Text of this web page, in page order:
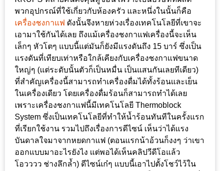
เดิน
วัน
อาทิตย์
ท่าแพ
เชียงใหม่
CART
CHECKOUT
–
บาร์บีคิว
พวกอุปกรณ์ที่ใช้เกี่ยวกับห้องครัว และหนึ่งในนั้นก็คือ
เครื่องชงกาแฟ ดังนั้นจึงหายห่วงเรื่องเทคโนโลยีที่เขาจะ
เอามาใช้กันได้เลย ถึงแม้เครื่องชงกาแฟเครื่องนี้จะเห็น
เล็กๆ หัวโตๆ แบบนี้แต่มันก็ยังมีแรงดันถึง 15 บาร์ ซึ่งเป็น
แรงดันที่เทียบเท่าหรือใกล้เคียงกับเครื่องชงกาแฟขนาด
ใหญ่ๆ (แต่ระดับนั้นตัวก็เป็นหมื่น เป็นแสนกันเลยทีเดียว)
ที่สำคัญเครื่องนี้สามารถทำเครื่องดื่มได้ทั้งร้อนและเย็น
ในเครื่องเดียว โดยเครื่องดื่มร้อนก็สามารถทำได้เลย
เพราะเครื่องชงกาแฟนี้มีเทคโนโลยี Thermoblock
System ซึ่งเป็นเทคโนโลยีที่ทำให้น้ำร้อนทันทีในครั้งแรก
ที่เรียกใช้งาน รวมไปถึงเรื่องการดีไซน์ เห็นว่าได้แรง
บันดาลใจมาจากหยดกาแฟ (ตอนแรกน้าอ้วนก็งงๆ ว่าเขา
ออกแบบมาอะไรยังไง แต่พอได้เห็นคลิปวีดีโอแล้ว
โอวววว ช่างลึกล้ำ) ดีไซน์เก๋ๆ แบบนี้เอาไปตั้งโชว์ไว้ใน